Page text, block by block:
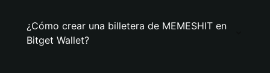
¿Cómo crear una billetera de MEMESHIT en
Bitget Wallet?